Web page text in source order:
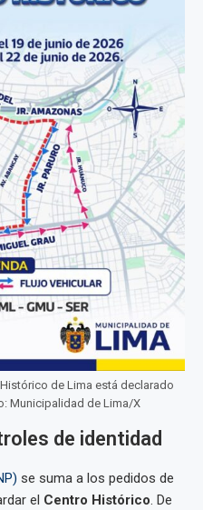
de Lima está declarado
Municipalidad de Lima/X
de identidad
se suma a los pedidos de
el Centro Histórico. De